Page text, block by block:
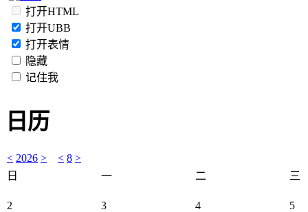
打开HTML
打开UBB
打开表情
隐藏
记住我
日历
< 2026 > < 8 >
日
一 二 三
2 3 4
5